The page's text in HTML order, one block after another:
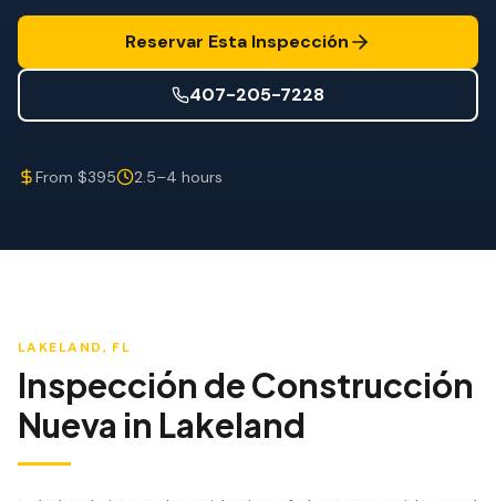
Certificación de Techo
SERVICIOS ESPECIALIZADOS
Mantenimiento Anual
Reservar Esta Inspección
407-205-7228
From $395 2.5–4 hours
LAKELAND, FL
Inspección de Construcción
Nueva in Lakeland